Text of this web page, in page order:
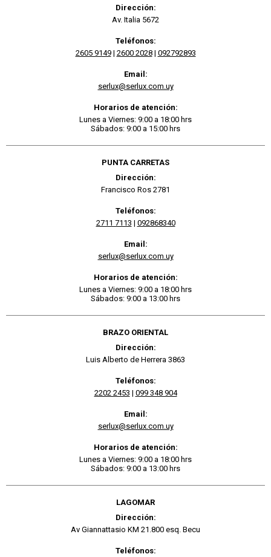
Dirección:
Av. Italia 5672
Teléfonos:
2605 9149| 2600 2028| 092792893
Email:
serlux@serlux.com.uy
Horarios de atención:
Lunes a Viernes: 9:00 a 18:00 hrs
Sábados: 9:00 a 15:00 hrs
PUNTA CARRETAS
Dirección:
Francisco Ros 2781
Teléfonos:
2711 7113 | 092868340
Email:
serlux@serlux.com.uy
Horarios de atención:
Lunes a Viernes: 9:00 a 18:00 hrs
Sábados: 9:00 a 13:00 hrs
BRAZO ORIENTAL
Dirección:
Luis Alberto de Herrera 3863
Teléfonos:
2202 2453 | 099 348 904
Email:
serlux@serlux.com.uy
Horarios de atención:
Lunes a Viernes: 9:00 a 18:00 hrs
Sábados: 9:00 a 13:00 hrs
LAGOMAR
Dirección:
Av Giannattasio KM 21.800 esq. Becu
Teléfonos: